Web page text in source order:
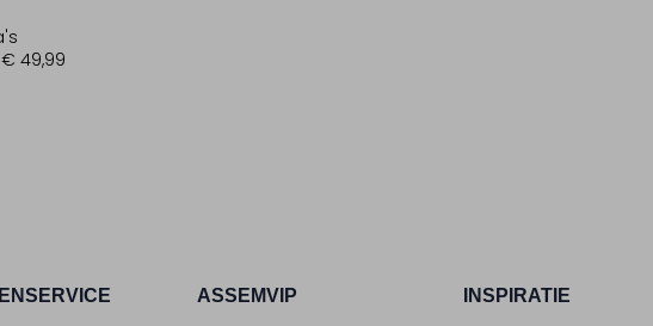
€ 49,99
ASSEMVIP INSPIRATIE